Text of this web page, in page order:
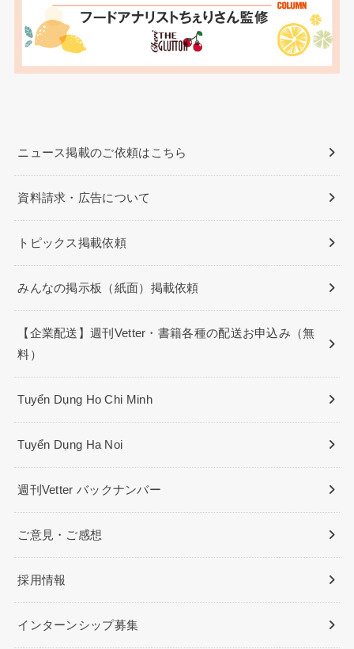
ニュース掲載のご依頼はこちら
資料請求・広告について
トピックス掲載依頼
みんなの掲示板（紙面）掲載依頼
【企業配送】週刊Vetter・書籍各種の配送お申込み（無
料）
Tuyển Dụng Ho Chi Minh
Tuyển Dụng Ha Noi
週刊Vetter バックナンバー
ご意見・ご感想
採用情報
インターンシップ募集